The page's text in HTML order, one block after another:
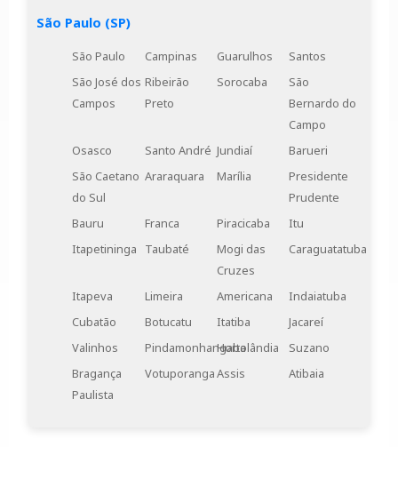
São Paulo (SP)
São Paulo Campinas Guarulhos
Santos
São José dos
Campos
Ribeirão
Preto
Sorocaba
São
Bernardo do
Campo
Osasco
Santo André Jundiaí
Barueri
São Caetano
do Sul
Araraquara Marília
Presidente
Prudente
Bauru
Franca Piracicaba
Itu
Itapetininga
Taubaté
Mogi das
Cruzes
Caraguatatuba
Itapeva Limeira Americana
Indaiatuba
Cubatão
Botucatu Itatiba
Jacareí
Valinhos
PindamonhangabaHortolândia
Suzano
Bragança
Paulista
VotuporangaAssis Atibaia